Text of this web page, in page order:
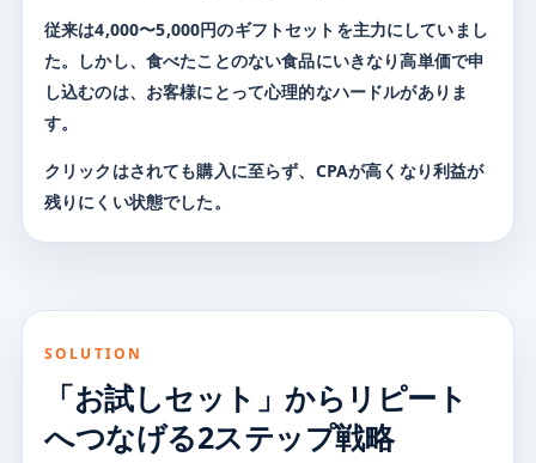
従来は4,000〜5,000円のギフトセットを主力にしていまし
た。しかし、食べたことのない食品にいきなり高単価で申
し込むのは、お客様にとって心理的なハードルがありま
す。
クリックはされても購入に至らず、CPAが高くなり利益が
残りにくい状態でした。
SOLUTION
「お試しセット」から リピート
へつなげる2ステップ戦略